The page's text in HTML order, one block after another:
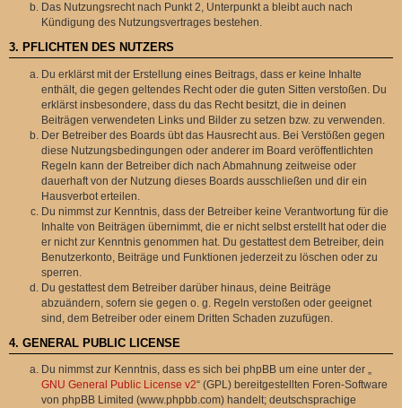
Das Nutzungsrecht nach Punkt 2, Unterpunkt a bleibt auch nach
Kündigung des Nutzungsvertrages bestehen.
3. PFLICHTEN DES NUTZERS
Du erklärst mit der Erstellung eines Beitrags, dass er keine Inhalte
enthält, die gegen geltendes Recht oder die guten Sitten verstoßen. Du
erklärst insbesondere, dass du das Recht besitzt, die in deinen
Beiträgen verwendeten Links und Bilder zu setzen bzw. zu verwenden.
Der Betreiber des Boards übt das Hausrecht aus. Bei Verstößen gegen
diese Nutzungsbedingungen oder anderer im Board veröffentlichten
Regeln kann der Betreiber dich nach Abmahnung zeitweise oder
dauerhaft von der Nutzung dieses Boards ausschließen und dir ein
Hausverbot erteilen.
Du nimmst zur Kenntnis, dass der Betreiber keine Verantwortung für die
Inhalte von Beiträgen übernimmt, die er nicht selbst erstellt hat oder die
er nicht zur Kenntnis genommen hat. Du gestattest dem Betreiber, dein
Benutzerkonto, Beiträge und Funktionen jederzeit zu löschen oder zu
sperren.
Du gestattest dem Betreiber darüber hinaus, deine Beiträge
abzuändern, sofern sie gegen o. g. Regeln verstoßen oder geeignet
sind, dem Betreiber oder einem Dritten Schaden zuzufügen.
4. GENERAL PUBLIC LICENSE
Du nimmst zur Kenntnis, dass es sich bei phpBB um eine unter der „
GNU General Public License v2“ (GPL) bereitgestellten Foren-Software
von phpBB Limited (www.phpbb.com) handelt; deutschsprachige